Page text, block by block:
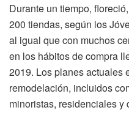
Durante un tiempo,
200 tiendas, según los
al igual que con muchos
en los hábitos de compra
2019. Los planes actuales
remodelación, incluidos
minoristas, residenciales y